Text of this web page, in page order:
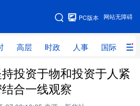
网站无障碍
PC版本
高层 时政 人事 国际 财
网站地图
层 时政 人事
经 网评
投资于物和投资于人紧
结合一线观察